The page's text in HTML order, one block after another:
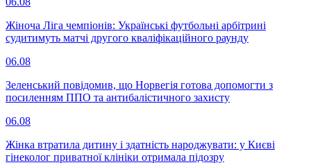
Жіноча Ліга чемпіонів: Українські футбольні арбітрині
судитимуть матчі другого кваліфікаційного раунду
06.08
Зеленський повідомив, що Норвегія готова допомогти з
посиленням ППО та антибалістичного захисту
06.08
Жінка втратила дитину і здатність народжувати: у Києві
гінеколог приватної клініки отримала підозру